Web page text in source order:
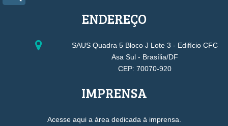
ENDEREÇO
SAUS Quadra 5 Bloco J Lote 3 - Edifício CFC
Asa Sul - Brasília/DF
CEP: 70070-920
IMPRENSA
Acesse aqui a área dedicada à imprensa.